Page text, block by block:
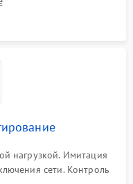
старения АКБ.
нагрузкой. Имитация
сети. Контроль